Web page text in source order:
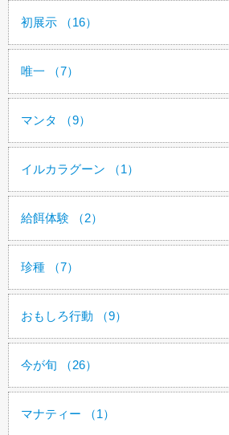
初展示 （16）
唯一 （7）
マンタ （9）
イルカラグーン （1）
給餌体験 （2）
珍種 （7）
おもしろ行動 （9）
今が旬 （26）
マナティー （1）